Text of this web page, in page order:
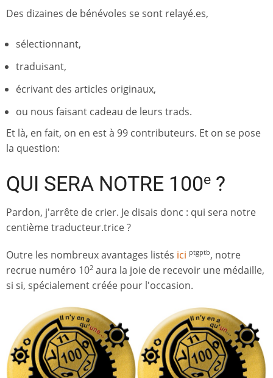
Des dizaines de bénévoles se sont relayé.es,
sélectionnant,
traduisant,
écrivant des articles originaux,
ou nous faisant cadeau de leurs trads.
Et là, en fait, on en est à 99 contributeurs. Et on se pose
la question:
QUI SERA NOTRE 100e ?
Pardon, j'arrête de crier. Je disais donc : qui sera notre
centième traducteur.trice ?
Outre les nombreux avantages listés ici ptgptb, notre
recrue numéro 102 aura la joie de recevoir une médaille,
si si, spécialement créée pour l'occasion.